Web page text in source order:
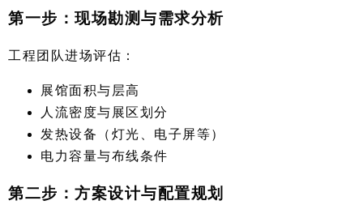
第一步：现场勘测与需求分析
工程团队进场评估：
展馆面积与层高
人流密度与展区划分
发热设备（灯光、电子屏等）
电力容量与布线条件
第二步：方案设计与配置规划